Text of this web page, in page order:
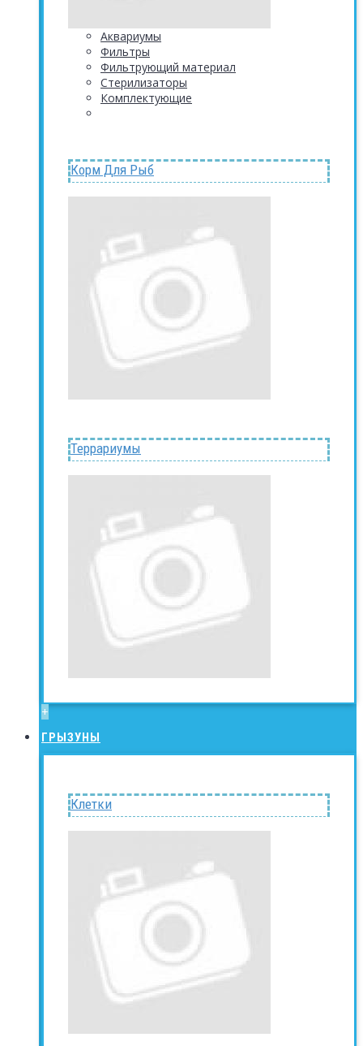
Аквариумы
Фильтры
Фильтрующий материал
Стерилизаторы
Комплектующие
Корм Для Рыб
Террариумы
+
ГРЫЗУНЫ
Клетки